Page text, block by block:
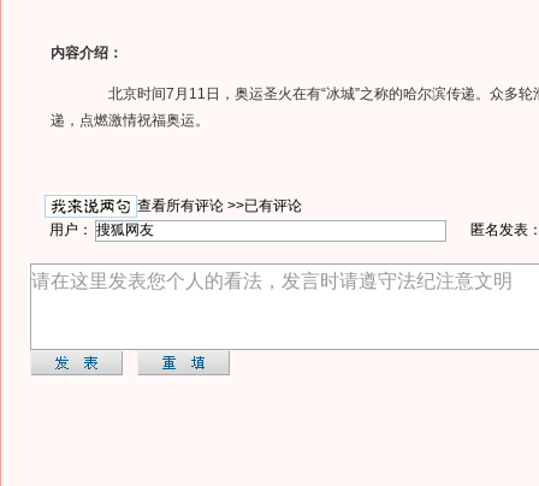
内容介绍：
北京时间7月11日，奥运圣火在有“冰城”之称的哈尔滨传递。众多轮
递，点燃激情祝福奥运。
查看所有评论 >>已有评论
用户：
匿名发表